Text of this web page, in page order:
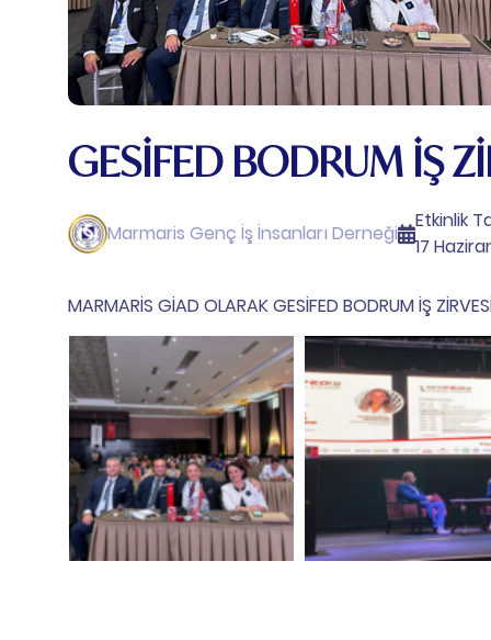
GESİFED BODRUM İŞ
Marmaris Genç İş İnsanları Derneği
Etkinlik
17
MARMARİS GİAD OLARAK GESİFED BODRUM İŞ